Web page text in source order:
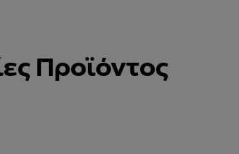
Προϊόντος